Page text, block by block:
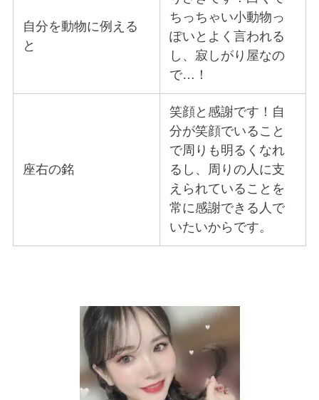
自分を動物に例える
と
ちっちゃい小動物っ
ぽいとよく言われる
し、寂しがり屋なの
で…！
座右の銘
笑顔と感謝です！自
分が笑顔でいること
で周りも明るくなれ
るし、周りの人に支
えられていることを
常に感謝できる人で
いたいからです。